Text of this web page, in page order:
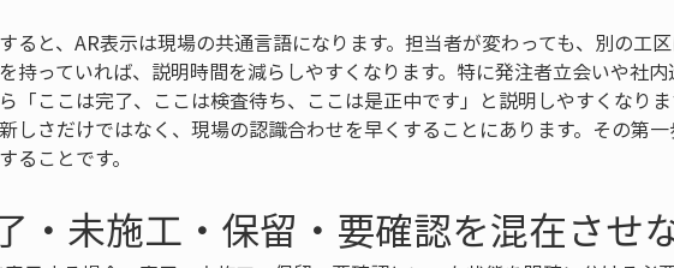
ると、AR表示は現場の共通言語になります。担当者が変わっても、別の工
持っていれば、説明時間を減らしやすくなります。特に発注者立会いや社内
「ここは完了、ここは検査待ち、ここは是正中です」と説明しやすくなり
しさだけではなく、現場の認識合わせを早くすることにあります。その第
ることです。
・未施工・保留・要確認を混在させ